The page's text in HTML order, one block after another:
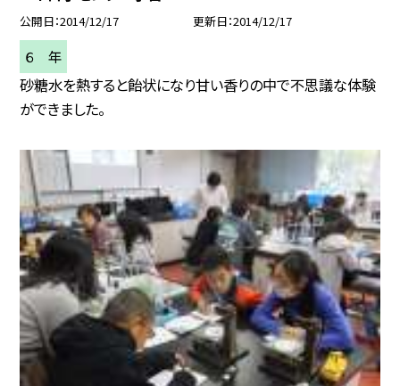
公開日 2014/12/17 更新日 2014/12/17
６ 年
砂糖水を熱すると飴状になり甘い香りの中で不思議な体験
ができました。